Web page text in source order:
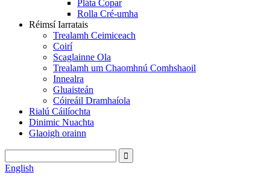
Pláta Copar
Rolla Cré-umha
Réimsí Iarratais
Trealamh Ceimiceach
Coirí
Scaglainne Ola
Trealamh um Chaomhnú Comhshaoil
Innealra
Gluaisteán
Cóireáil Dramhaíola
Rialú Cáilíochta
Dinimic Nuachta
Glaoigh orainn
English